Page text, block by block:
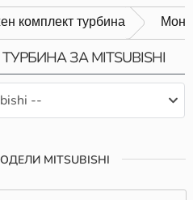
комплект турбина
ЗА MITSUBISHI
--
MITSUBISHI